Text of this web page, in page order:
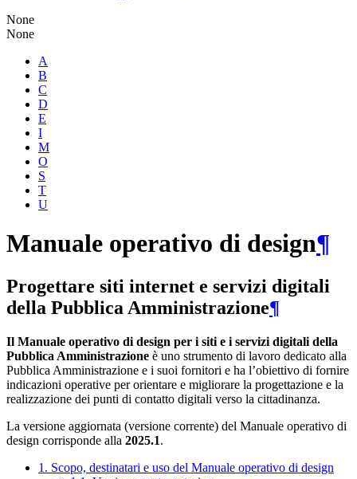
None
None
A
B
C
D
E
I
M
O
S
T
U
Manuale operativo di design¶
Progettare siti internet e servizi digitali
della Pubblica Amministrazione¶
Il Manuale operativo di design per i siti e i servizi digitali della
Pubblica Amministrazione è uno strumento di lavoro dedicato alla
Pubblica Amministrazione e i suoi fornitori e ha l’obiettivo di fornire
indicazioni operative per orientare e migliorare la progettazione e la
realizzazione dei punti di contatto digitali verso la cittadinanza.
La versione aggiornata (versione corrente) del Manuale operativo di
design corrisponde alla 2025.1.
1. Scopo, destinatari e uso del Manuale operativo di design